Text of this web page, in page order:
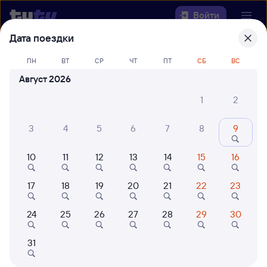
Войти
Выберите день, чтобы найтиж/д
билеты Белово — Уссурийск
Куда
Когда
Кто едет
Найти поезда
Дата поездки
ПН ВТ СР ЧТ ПТ СБ ВС
Август 2026
1
2
3 4 5 6 7 8 9
10 11 12 13 14 15 16
17 18 19 20 21 22 23
24 25 26 27 28 29 30
31